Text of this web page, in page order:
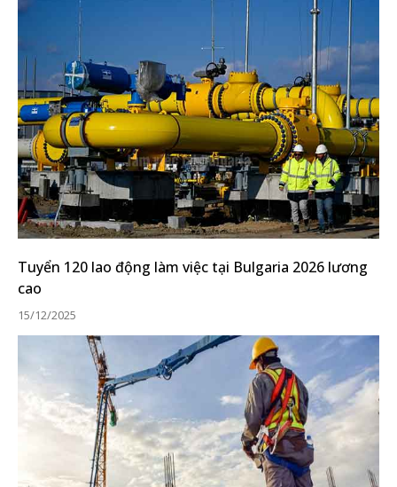
Tuyển 120 lao động làm việc tại Bulgaria 2026 lương
cao
15/12/2025